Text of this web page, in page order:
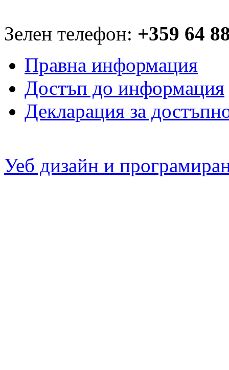
Зелен телефон: +359 64
Правна информация
Достъп до информация
Декларация за
Уеб дизайн и